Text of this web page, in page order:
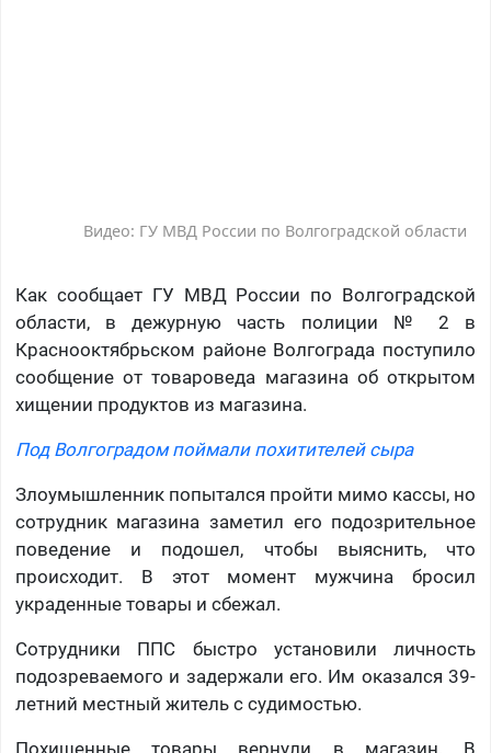
Видео: ГУ МВД России по Волгоградской области
Как сообщает ГУ МВД России по Волгоградской
области, в дежурную часть полиции № 2 в
Краснооктябрьском районе Волгограда поступило
сообщение от товароведа магазина об открытом
хищении продуктов из магазина.
Под Волгоградом поймали похитителей сыра
Злоумышленник попытался пройти мимо кассы, но
сотрудник магазина заметил его подозрительное
поведение и подошел, чтобы выяснить, что
происходит. В этот момент мужчина бросил
украденные товары и сбежал.
Сотрудники ППС быстро установили личность
подозреваемого и задержали его. Им оказался 39-
летний местный житель с судимостью.
Похищенные товары вернули в магазин. В